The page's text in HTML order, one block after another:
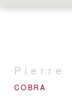
Pierre
COBRA